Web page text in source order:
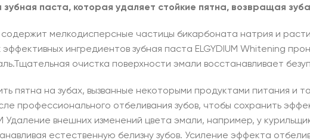
паста, которая удаляет стойкие пятна, возвращая
мелкодисперсные частицы бикарбоната натрия и
ингредиентов зубная паста ELGYDIUM Whitening
очистка поверхности эмали восстанавливает
пятна на зубах, вызванные некоторыми продуктами питания и
профессионального отбеливания зубов, чтобы сохранить
Удаление внешних изменений цвета эмали, например, у
естественную белизну зубов. Усиление эффекта